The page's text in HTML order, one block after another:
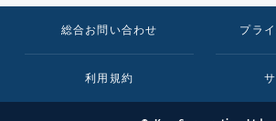
総合お問い合わせ プラ
利用規約